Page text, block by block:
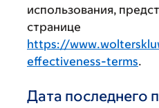
использования,
странице
https://
effectiveness-terms.
Дата последнего